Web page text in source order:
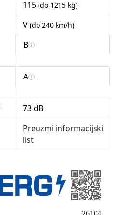
115 (do 1215 kg)
V (do 240 km/h)
B
A
73 dB
Preuzmi informacijski
list